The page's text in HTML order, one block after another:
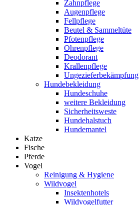
Zahnpflege
Augenpflege
Fellpflege
Beutel & Sammeltüte
Pfotenpflege
Ohrenpflege
Deodorant
Krallenpflege
Ungezieferbekämpfung
Hundebekleidung
Hundeschuhe
weitere Bekleidung
Sicherheitsweste
Hundehalstuch
Hundemantel
Katze
Fische
Pferde
Vogel
Reinigung & Hygiene
Wildvogel
Insektenhotels
Wildvogelfutter